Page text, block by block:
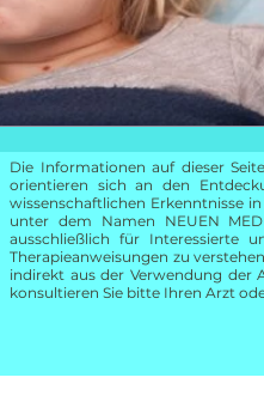
Die Informationen auf dieser
orientieren sich an den
wissenschaftlichen Erkenntnisse
unter dem Namen NEUEN
ausschließlich für Interessierte
Therapieanweisungen zu
indirekt aus der Verwendung der
konsultieren Sie bitte Ihren Arzt